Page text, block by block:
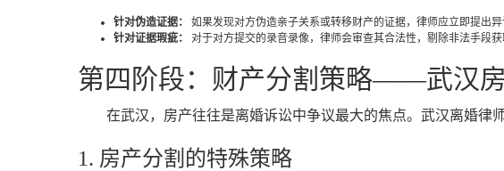
针对伪造证据：
如果发现对方伪造亲子关系或转移财产的证据，律师应立即提出
针对证据瑕疵：
对于对方提交的录音录像，律师会审查其合法性，剔除非法手段
第四阶段：财产分割策略——武汉
在武汉，房产往往是离婚诉讼中争议最大的焦点。武汉离婚律
1. 房产分割的特殊策略